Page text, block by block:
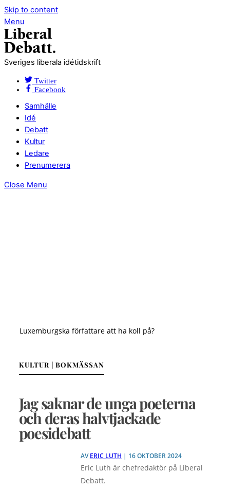
Skip to content
Menu
Sveriges liberala idétidskrift
Twitter
Facebook
Samhälle
Idé
Debatt
Kultur
Ledare
Prenumerera
Close Menu
Luxemburgska författare att ha koll på?
KULTUR | BOKMÄSSAN
Jag saknar de unga poeterna
och deras halvtjackade
poesidebatt
AVERIC LUTH | 16 OKTOBER 2024
Eric Luth är chefredaktör på Liberal
Debatt.